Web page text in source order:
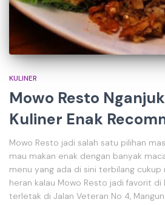
KULINER
Mowo Resto
Kuliner Enak
Mowo Resto jadi salah satu pilihan
mau makan enak dengan banyak
menu yang ada di sini terbilang cukup
heran kalau Mowo Resto jadi favorit di
terletak di Jalan Veteran No 4,